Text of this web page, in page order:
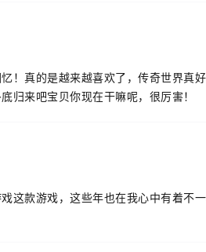
！真的是越来越喜欢了，传奇世界真
归来吧宝贝你现在干嘛呢，很厉害！
这款游戏，这些年也在我心中有着不